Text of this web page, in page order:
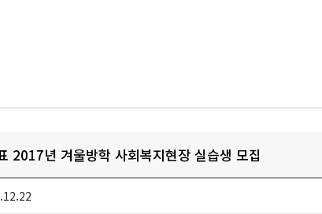
2017년 겨울방학 사회복지현장 실습생 모집